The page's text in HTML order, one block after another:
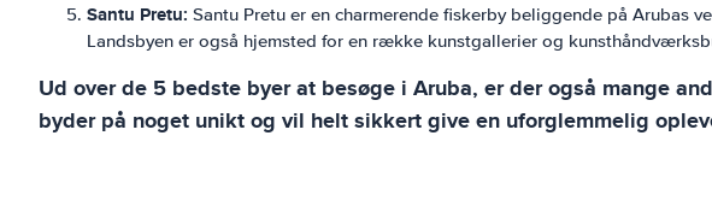
Santu Pretu: Santu Pretu er en charmerende fiskerby beliggende på Arubas
Landsbyen er også hjemsted for en række kunstgallerier og
Ud over de 5 bedste byer at besøge i Aruba, er der også mange
byder på noget unikt og vil helt sikkert give en uforglemmelig